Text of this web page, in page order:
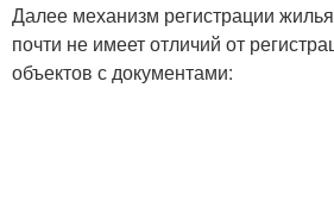
Далее механизм регистрации
почти не имеет отличий от
объектов с документами: